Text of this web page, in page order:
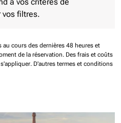
à vos critères de
filtres.
cours des dernières 48 heures et
de la réservation. Des frais et coûts
D'autres termes et conditions